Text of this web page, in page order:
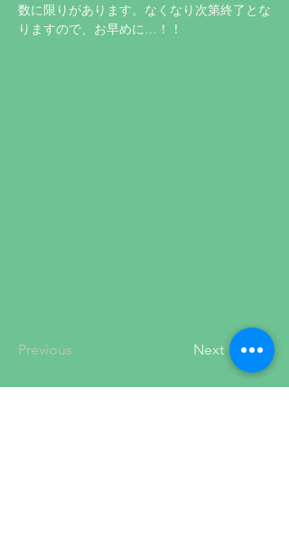
数に限りがあります。なくなり次第終了とな
りますので、お早めに…！！
Previous Next